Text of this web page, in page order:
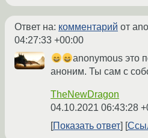
Ответ на: комментарий от
04:27:33 +00:00
anonymous это
аноним. Ты сам с
TheNewDragon
04.10.2021 06:43:28
Показать ответ